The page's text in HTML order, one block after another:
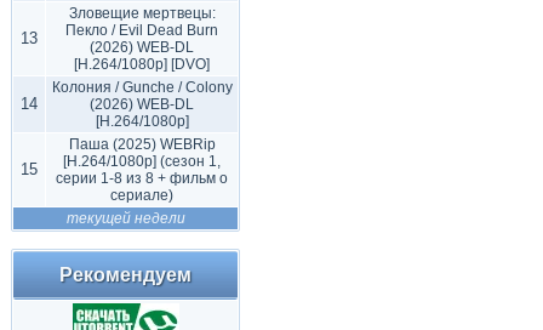
13
Зловещие мертвецы:
Пекло / Evil Dead Burn
(2026) WEB-DL
[H.264/1080p] [DVO]
14
Колония / Gunche / Colony
(2026) WEB-DL
[H.264/1080p]
15
Паша (2025) WEBRip
[H.264/1080p] (сезон 1,
серии 1-8 из 8 + фильм о
сериале)
текущей недели
Рекомендуем